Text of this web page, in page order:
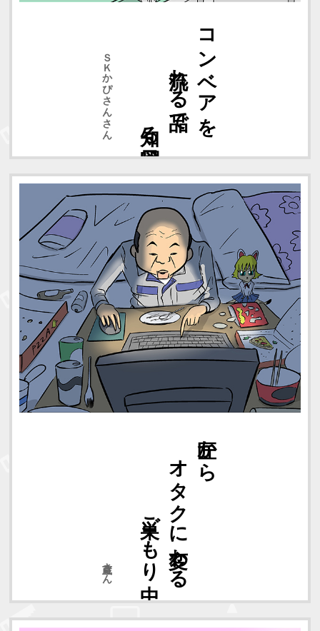
コンベアを
流れる品で
ＳＫかぴさんさん
匠から
オタクに変わる
巣ごもり中
直蔵さん